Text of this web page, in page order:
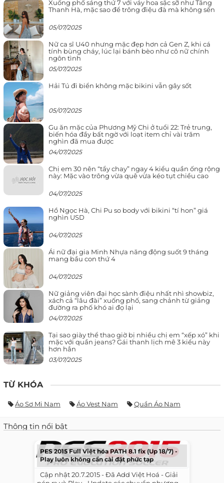
Xuống phố sáng thứ 7 với váy hoa sặc sỡ như Tăng
Thanh Hà, mặc sao để trông điệu đà mà không sến
05/07/2025
Nữ ca sĩ U40 nhưng mặc đẹp hơn cả Gen Z, khi cá
tính bùng cháy, lúc lại bánh bèo như cô nữ chính
ngôn tình
05/07/2025
Hải Tú đi biển không mặc bikini vẫn gây sốt
05/07/2025
Gu ăn mặc của Phương Mỹ Chi ở tuổi 22: Trẻ trung,
biến hóa đầy bất ngờ với loạt item chỉ vài trăm
nghìn đã mua được
04/07/2025
Chị em 30 nên “tẩy chay” ngay 4 kiểu quần ống rộng
này: Mặc vào trông vừa quê vừa kéo tụt chiều cao
04/07/2025
Hồ Ngọc Hà, Chi Pu so body với bikini “tí hon” giá
nghìn USD
04/07/2025
Ái nữ đại gia Minh Nhựa năng động suốt 9 tháng
mang bầu con thứ 4
04/07/2025
Nữ giảng viên đại học sành điệu nhất nhì showbiz,
xách cả “lâu đài” xuống phố, sang chảnh từ giảng
đường ra phố khó ai đọ lại
04/07/2025
Tại sao giày thể thao giờ bị nhiều chị em “xếp xó” khi
mặc với quần jeans? Gái thanh lịch mê 3 kiểu này
hơn hẳn
03/07/2025
TỪ KHÓA
Áo Sơ Mi Nam Áo Vest Nam Quần Áo Nam
Thông tin nổi bật
PES 2015 Full Việt hóa PATH 8.1 fix (Up 18/7) -
Play luôn không cần cài đặt phức tạp
​ ​ Cập nhật 20.7.2015 - Đã Add Việt Hoá - Giải